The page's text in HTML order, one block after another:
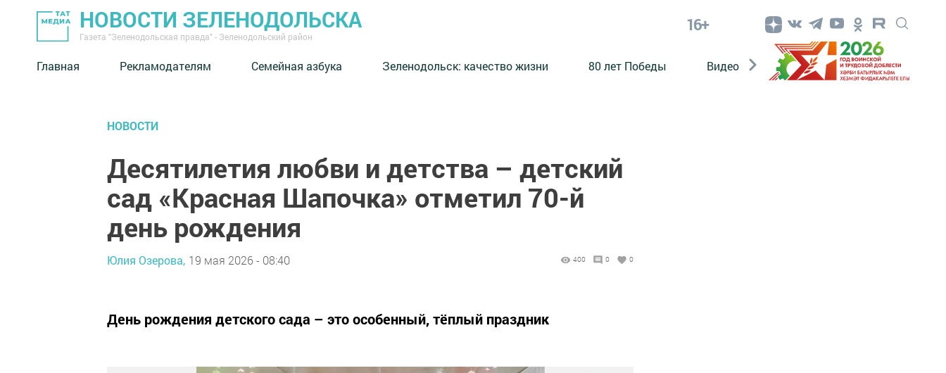
НОВОСТИ ЗЕЛЕНОДОЛЬСКА
Газета "Зеленодольская правда" - Зеленодольский район
16+
Главная Рекламодателям Семейная азбука ⁠Зеленодольск: качество жизни 80 лет Победы Видео Конкурсы ЭтноДети
НОВОСТИ
Десятилетия любви и детства – детский
сад «Красная Шапочка» отметил 70-й
день рождения
Юлия Озерова, 19 мая 2026 - 08:40 400 0 0
День рождения детского сада – это особенный, тёплый праздник